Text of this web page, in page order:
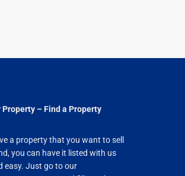
Property – Find a Property
a property that you want to sell
you can have it listed with us
easy. Just go to our